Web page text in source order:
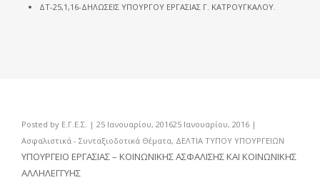
ΔΤ-25,1,16-ΔΗΛΏΣΕΙΣ ΥΠΟΥΡΓΟΎ ΕΡΓΑΣΊΑΣ Γ. ΚΑΤΡΟΎΓΚΑΛΟΥ.
Posted by Ε.Γ.Ε.Σ. | 25 Ιανουαρίου, 201625 Ιανουαρίου, 2016 |
Ασφαλιστικά - Συνταξιοδοτικά Θέματα, ΔΕΛΤΙΑ ΤΥΠΟΥ ΥΠΟΥΡΓΕΙΩΝ
ΥΠΟΥΡΓΕΙΟ EΡΓΑΣΙΑΣ – ΚΟΙΝΩΝΙΚΗΣ ΑΣΦΑΛΙΣΗΣ ΚΑΙ ΚΟΙΝΩΝΙΚΗΣ
ΑΛΛΗΛΕΓΓΥΗΣ